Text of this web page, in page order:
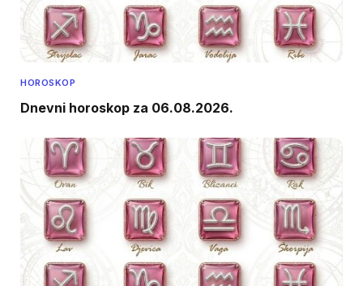
HOROSKOP
Dnevni horoskop za 06.08.2026.